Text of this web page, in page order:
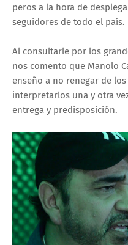
peros a la hora de
seguidores de todo el país.
Al consultarle por los
nos comento que Manolo
enseño a no renegar de
interpretarlos una y otra
entrega y predisposición.